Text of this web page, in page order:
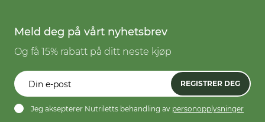
Meld deg på vårt nyhetsbrev
Og få 15% rabatt på ditt neste kjøp
REGISTRER DEG
Jeg aksepterer Nutriletts behandling av personopplysninger